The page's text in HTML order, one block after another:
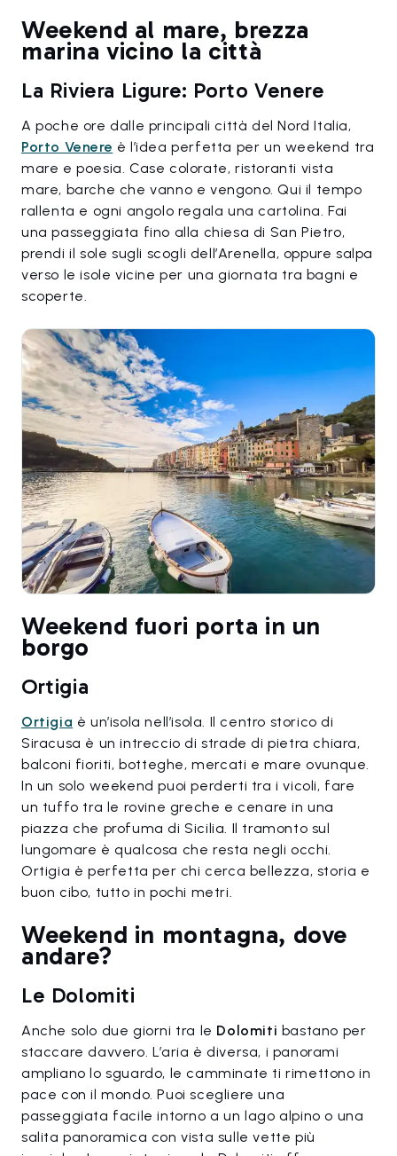
Weekend al mare, brezza
marina vicino la città
La Riviera Ligure: Porto Venere
A poche ore dalle principali città del Nord Italia,
Porto Venere è l’idea perfetta per un weekend tra
mare e poesia. Case colorate, ristoranti vista
mare, barche che vanno e vengono. Qui il tempo
rallenta e ogni angolo regala una cartolina. Fai
una passeggiata fino alla chiesa di San Pietro,
prendi il sole sugli scogli dell’Arenella, oppure salpa
verso le isole vicine per una giornata tra bagni e
scoperte.
Weekend fuori porta in un
borgo
Ortigia
Ortigia è un’isola nell’isola. Il centro storico di
Siracusa è un intreccio di strade di pietra chiara,
balconi fioriti, botteghe, mercati e mare ovunque.
In un solo weekend puoi perderti tra i vicoli, fare
un tuffo tra le rovine greche e cenare in una
piazza che profuma di Sicilia. Il tramonto sul
lungomare è qualcosa che resta negli occhi.
Ortigia è perfetta per chi cerca bellezza, storia e
buon cibo, tutto in pochi metri.
Weekend in montagna, dove
andare?
Le Dolomiti
Anche solo due giorni tra le Dolomiti bastano per
staccare davvero. L’aria è diversa, i panorami
ampliano lo sguardo, le camminate ti rimettono in
pace con il mondo. Puoi scegliere una
passeggiata facile intorno a un lago alpino o una
salita panoramica con vista sulle vette più